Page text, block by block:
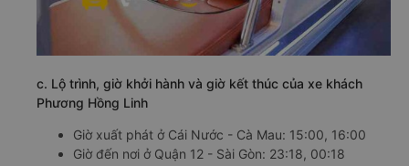
c. Lộ trình, giờ khởi hành và giờ kết thúc của xe khách
Phương Hồng Linh
Giờ xuất phát ở Cái Nước - Cà Mau: 15:00, 16:00
Giờ đến nơi ở Quận 12 - Sài Gòn: 23:18, 00:18